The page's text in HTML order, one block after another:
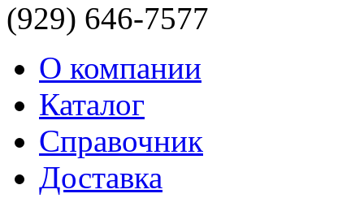
(929) 646-7577
О компании
Каталог
Справочник
Доставка